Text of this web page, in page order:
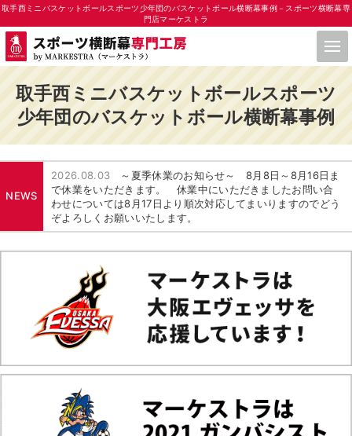
取手西ミニバスケットボールスポーツ少年団のバスケットボール横断幕事例－スポーツ横断幕専
門店マーケストラ
取手西ミニバスケットボールスポーツ
少年団のバスケットボール横断幕事例
NEWS
2026.08.03
～夏季休業のお知らせ～ 8月8日～8月16日ま
で休業をいただきます。 休業中にいただきましたお問い合
わせについては8月17日より順次対応してまいりますのでどう
ぞよろしくお願いいたします。